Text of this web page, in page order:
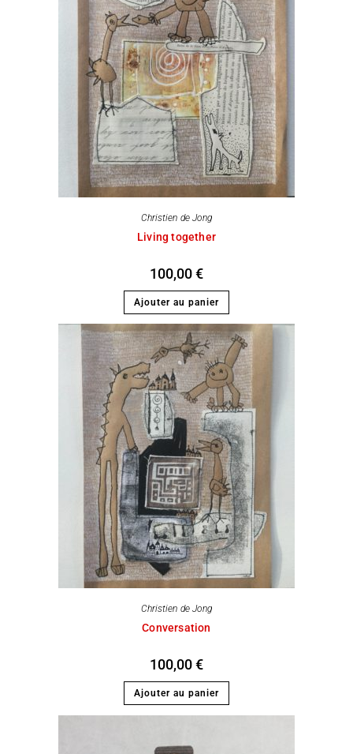
Christien de Jong
Living together
100,00€
Ajouter au panier
Christien de Jong
Conversation
100,00€
Ajouter au panier